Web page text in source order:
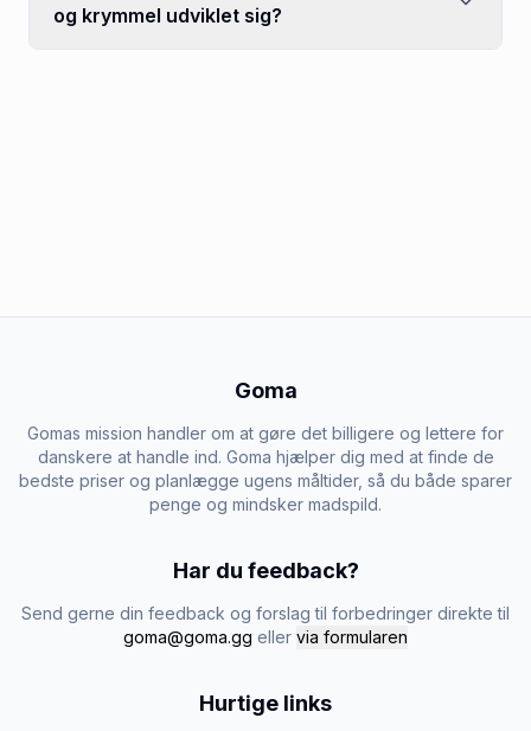
og krymmel udviklet sig?
Goma
Gomas mission handler om at gøre det billigere og lettere for
danskere at handle ind. Goma hjælper dig med at finde de
bedste priser og planlægge ugens måltider, så du både sparer
penge og mindsker madspild.
Har du feedback?
Send gerne din feedback og forslag til forbedringer direkte til
goma@goma.gg eller via formularen
Hurtige links